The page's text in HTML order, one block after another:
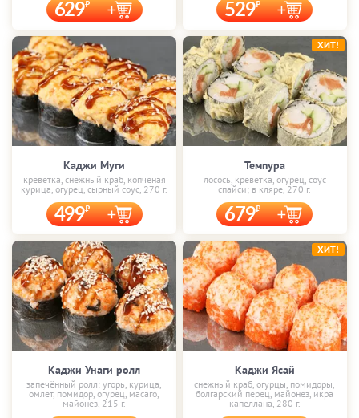
629 529
Каджи Муги
креветка, снежный краб, копчёная
курица, огурец, сырный соус, 270 г.
499
Темпура
лосось, креветка, огурец, соус
спайси; в кляре, 270 г.
679
ХИТ!
Каджи Унаги ролл
запечённый ролл: угорь, курица,
омлет, помидор, огурец, масаго,
майонез, 215 г.
Каджи Ясай
снежный краб, огурцы, помидоры,
болгарский перец, майонез, икра
капеллана, 280 г.
ХИТ!